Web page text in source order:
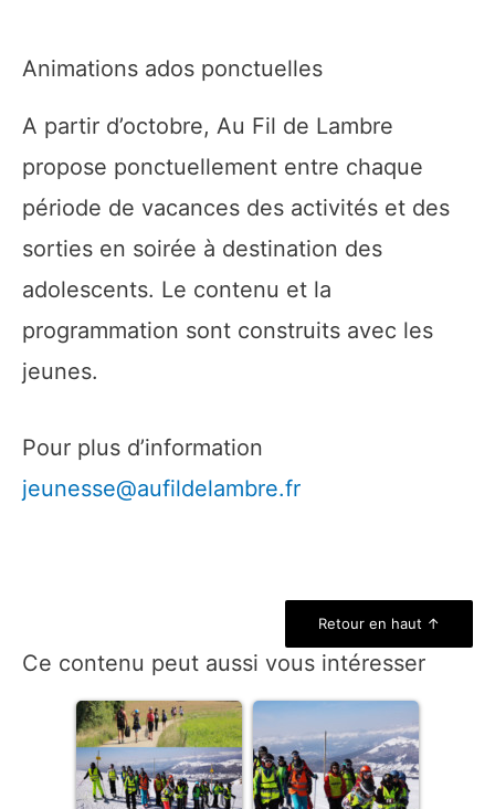
Animations ados ponctuelles
A partir d’octobre, Au Fil de Lambre
propose ponctuellement entre chaque
période de vacances des activités et des
sorties en soirée à destination des
adolescents. Le contenu et la
programmation sont construits avec les
jeunes.
Pour plus d’information
jeunesse@aufildelambre.fr
Retour en haut ↑
Ce contenu peut aussi vous intéresser